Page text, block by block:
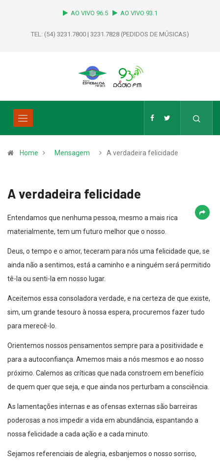
AO VIVO 96.5 AO VIVO 93.1
TEL: (54) 3231.7800 | 3231.7828 (PEDIDOS DE MÚSICAS)
Home Mensagem A verdadeira felicidade
A verdadeira felicidade
Entendamos que nenhuma pessoa, mesmo a mais rica
materialmente, tem um futuro melhor que o nosso.
Deus, o tempo e o amor, teceram para nós uma felicidade que, se
ainda não a sentimos, está a caminho e a ninguém será permitido
tê-la ou senti-la em nosso lugar.
Aceitemos essa consoladora verdade, e na certeza de que existe,
sim, um grande tesouro à nossa espera, procuremos fazer tudo
para merecê-lo.
Orientemos nossos pensamentos sempre para a positividade e
para a autoconfiança. Amemos mais a nós mesmos e ao nosso
próximo. Calemos as críticas que nada constroem em benefício
de quem quer que seja, e que ainda nos perturbam a consciência.
As lamentações internas e as ofensas externas são barreiras
poderosas a nos impedir a vida em abundância, espantando a
nossa felicidade a cada ação e a cada minuto.
Sejamos referenciais de alegria, esbanjemos o nosso sorriso,